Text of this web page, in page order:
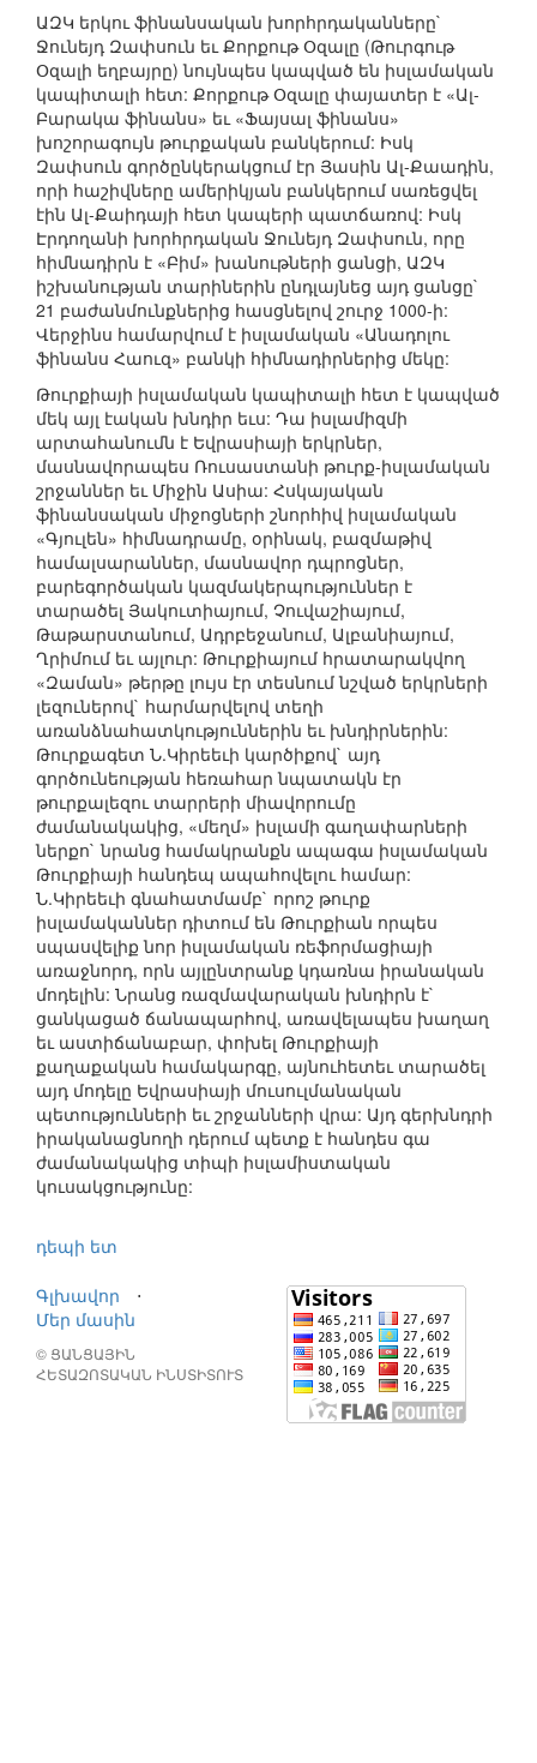
ԱԶԿ երկու ֆինանսական խորհրդականները`
Ջունեյդ Զափսուն եւ Քորքութ Օզալը (Թուրգութ
Օզալի եղբայրը) նույնպես կապված են իսլամական
կապիտալի հետ: Քորքութ Օզալը փայատեր է «Ալ-
Բարակա ֆինանս» եւ «Ֆայսալ ֆինանս»
խոշորագույն թուրքական բանկերում: Իսկ
Զափսուն գործընկերակցում էր Յասին Ալ-Քաադին,
որի հաշիվները ամերիկյան բանկերում սառեցվել
էին Ալ-Քաիդայի հետ կապերի պատճառով: Իսկ
Էրդողանի խորհրդական Ջունեյդ Զափսուն, որը
հիմնադիրն է «Բիմ» խանութների ցանցի, ԱԶԿ
իշխանության տարիներին ընդլայնեց այդ ցանցը`
21 բաժանմունքներից հասցնելով շուրջ 1000-ի:
Վերջինս համարվում է իսլամական «Անադոլու
ֆինանս Հաուզ» բանկի հիմնադիրներից մեկը:
Թուրքիայի իսլամական կապիտալի հետ է կապված
մեկ այլ էական խնդիր եւս: Դա իսլամիզմի
արտահանումն է Եվրասիայի երկրներ,
մասնավորապես Ռուսաստանի թուրք-իսլամական
շրջաններ եւ Միջին Ասիա: Հսկայական
ֆինանսական միջոցների շնորհիվ իսլամական
«Գյուլեն» հիմնադրամը, օրինակ, բազմաթիվ
համալսարաններ, մասնավոր դպրոցներ,
բարեգործական կազմակերպություններ է
տարածել Յակուտիայում, Չուվաշիայում,
Թաթարստանում, Ադրբեջանում, Ալբանիայում,
Ղրիմում եւ այլուր: Թուրքիայում հրատարակվող
«Զաման» թերթը լույս էր տեսնում նշված երկրների
լեզուներով` հարմարվելով տեղի
առանձնահատկություններին եւ խնդիրներին:
Թուրքագետ Ն.Կիրեեւի կարծիքով` այդ
գործունեության հեռահար նպատակն էր
թուրքալեզու տարրերի միավորումը
ժամանակակից, «մեղմ» իսլամի գաղափարների
ներքո` նրանց համակրանքն ապագա իսլամական
Թուրքիայի հանդեպ ապահովելու համար:
Ն.Կիրեեւի գնահատմամբ` որոշ թուրք
իսլամականներ դիտում են Թուրքիան որպես
սպասվելիք նոր իսլամական ռեֆորմացիայի
առաջնորդ, որն այլընտրանք կդառնա իրանական
մոդելին: Նրանց ռազմավարական խնդիրն է`
ցանկացած ճանապարհով, առավելապես խաղաղ
եւ աստիճանաբար, փոխել Թուրքիայի
քաղաքական համակարգը, այնուհետեւ տարածել
այդ մոդելը Եվրասիայի մուսուլմանական
պետությունների եւ շրջանների վրա: Այդ գերխնդրի
իրականացնողի դերում պետք է հանդես գա
ժամանակակից տիպի իսլամիստական
կուսակցությունը:
դեպի ետ
Գլխավոր
⋅
Մեր մասին
© ՑԱՆՑԱՅԻՆ
ՀԵՏԱԶՈՏԱԿԱՆ ԻՆՍՏԻՏՈՒՏ